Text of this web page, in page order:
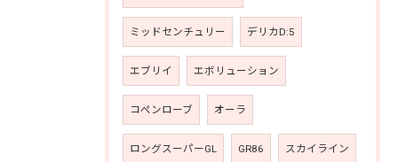
ミッドセンチュリー デリカD:5
エブリイ エボリューション
コペンローブ オーラ
ロングスーパーGL GR86 スカイライン